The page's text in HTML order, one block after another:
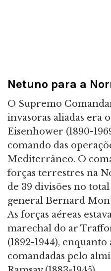
Netuno para a
O Supremo
invasoras aliadas era
Eisenhower (1890-
comando das
Mediterrâneo. O
forças terrestres na
de 39 divisões no
general Bernard
As forças aéreas
marechal do ar
(1892-1944),
comandadas pelo